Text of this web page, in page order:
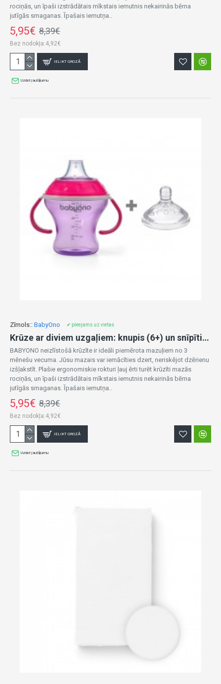
rociņās, un īpaši izstrādātais mīkstais iemutnis nekairinās bērna
jutīgās smaganas. Īpašais iemutņa..
5,95€ 8,39€
Bez nodokļa:4,92€
IELIKT GROZĀ
Uzdot jautājumu
Zīmols:: BabyOno ✔ pieejams uz vietas
Krūze ar diviem uzgaļiem: knupis (6+) un snīpītis, 180 ml 1456/04
BABYONO neizlīstošā krūzīte ir ideāli piemērota mazuļiem no 3
mēnešu vecuma. Jūsu mazais var iemācīties dzert, neriskējot dzērienu
izšļakstīt. Plašie ergonomiskie rokturi ļauj ērti turēt krūzīti mazās
rociņās, un īpaši izstrādātais mīkstais iemutnis nekairinās bērna
jutīgās smaganas. Īpašais iemutņa..
5,95€ 8,39€
Bez nodokļa:4,92€
IELIKT GROZĀ
Uzdot jautājumu